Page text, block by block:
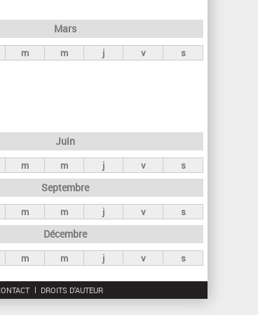
Mars
m m j v s
Juin
m m j v s
Septembre
m m j v s
Décembre
m m j v s
DROITS D'AUTEUR